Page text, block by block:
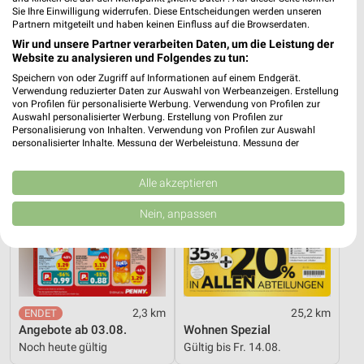
Sonder Posten
Noch morgen gültig
Angebote ab 08.08.
Gültig bis Fr. 14.08.
PENNY
2,3 km
Angebote ab 03.08.
Noch heute gültig
XXXLutz
25,2 km
Wohnen Spezial
Gültig bis Fr. 14.08.
Sie Ihre Einwilligung widerrufen. Diese Entscheidungen werden unseren
Partnern mitgeteilt und haben keinen Einfluss auf die Browserdaten.
Wir und unsere Partner verarbeiten Daten, um die Leistung der
Website zu analysieren und Folgendes zu tun:
Speichern von oder Zugriff auf Informationen auf einem Endgerät.
Verwendung reduzierter Daten zur Auswahl von Werbeanzeigen. Erstellung
von Profilen für personalisierte Werbung. Verwendung von Profilen zur
Auswahl personalisierter Werbung. Erstellung von Profilen zur
Personalisierung von Inhalten. Verwendung von Profilen zur Auswahl
personalisierter Inhalte. Messung der Werbeleistung. Messung der
Kombinationen von Daten aus verschiedenen Quellen. Entwicklung und
Verbesserung der Angebote. Verwendung reduzierter Daten zur Auswahl
von Inhalten.
Daten können außerhalb der Europäischen Union weitergegeben und in die
USA gesendet werden.
Website/App.
Partnerliste anzeigen (1 IAB-Anbieter)
Wir nutzen Ihre Daten für folgende Zwecke:
IAB-Verarbeitungszwecke:
Speichern von oder Zugriff auf Informationen
auf einem Endgerät
Alle akzeptieren
Nein, anpassen